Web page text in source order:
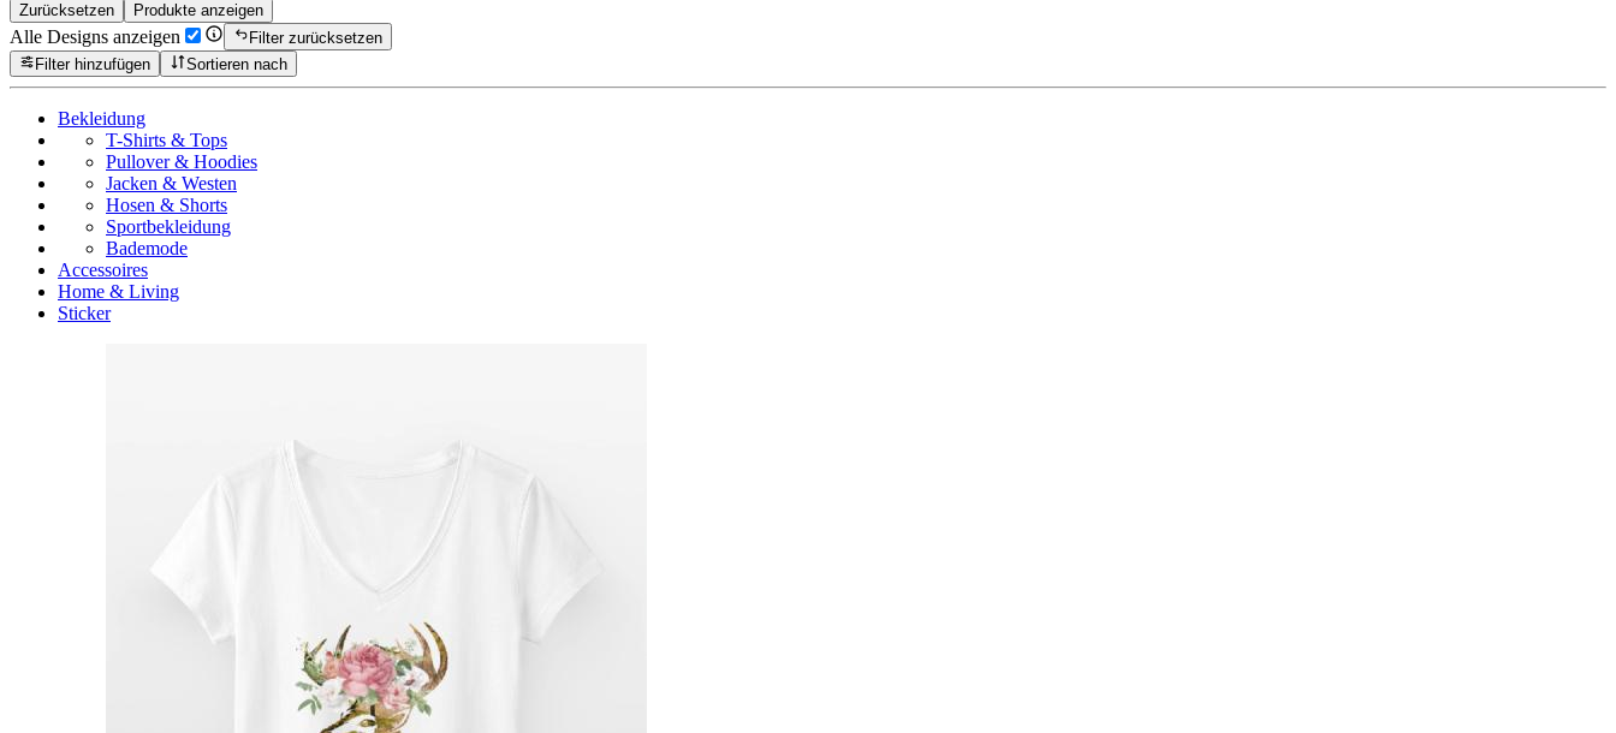
Zurücksetzen Produkte anzeigen
Alle Designs anzeigen
Filter zurücksetzen
Filter hinzufügen
Sortieren nach
Bekleidung
T-Shirts & Tops
Pullover & Hoodies
Jacken & Westen
Hosen & Shorts
Sportbekleidung
Bademode
Accessoires
Home & Living
Sticker